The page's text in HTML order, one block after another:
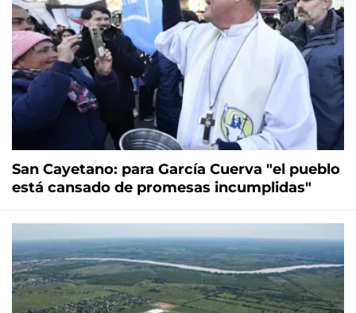
San Cayetano: para García Cuerva "el pueblo
está cansado de promesas incumplidas"